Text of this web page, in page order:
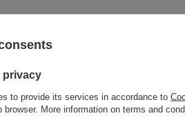
privacy
to provide its services in accordance to
More information on terms and